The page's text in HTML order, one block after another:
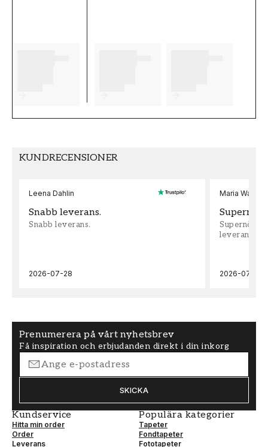
KUNDRECENSIONER
Leena Dahlin
Snabb leverans.
Snabb leverans.
2026-07-28
Maria
leveran,
2026-07-22
Prenumerera på vårt nyhetsbrev
Få inspiration och erbjudanden direkt i din inkorg
SKICKA
Kundservice
Hitta min order
Order
Leverans
Populära kategorier
Tapeter
Fondtapeter
Fototapeter